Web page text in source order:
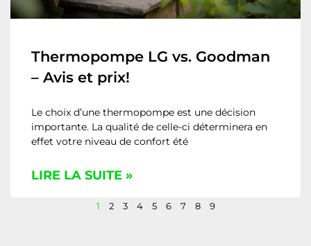
Thermopompe LG vs. Goodman
– Avis et prix!
Le choix d’une thermopompe est une décision
importante. La qualité de celle-ci déterminera en
effet votre niveau de confort été
LIRE LA SUITE »
1 2 3 4 5 6 7 8 9